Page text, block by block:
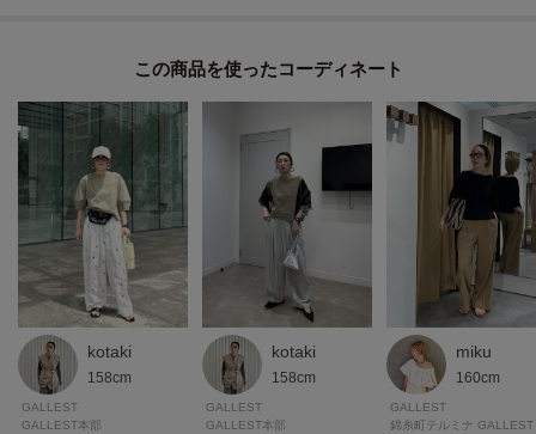
ゆったりしたサイジングで身体のラインを拾わないのでラフに着られる1着。
カットソーですが、程よく厚手なのでカジュアルすぎない印象です。
＊＊＊＊＊＊＊＊＊＊＊＊＊＊＊＊＊＊＊＊＊＊＊＊＊＊＊＊＊
気になるアイテムは【お気に入り登録】がおすすめ！
気になるアイテムのページにある「ハートマーク」をクリックして簡単に追
加できます。
登録すると、再入荷通知やお値下げ情報をメルマガにてお知らせします。
マイページにてお気に入り一覧もチェックできます。
＊＊＊＊＊＊＊＊＊＊＊＊＊＊＊＊＊＊＊＊＊＊＊＊＊＊＊＊＊
この商品を使った
kotaki
158cm
GALLEST
GALLEST本部
kotaki
158cm
GALLEST
GALLEST本部
miku
160cm
GALLEST
錦糸町テルミナ GALLEST